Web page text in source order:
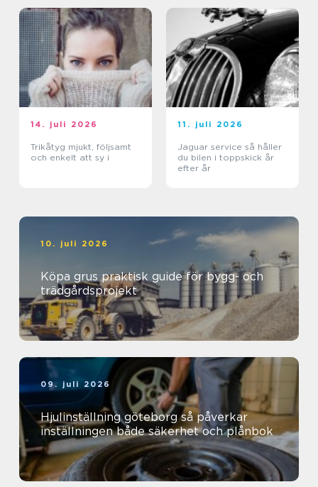
14. juli 2026
Trikåtyg mjukt, följsamt
och enkelt att sy i
11. juli 2026
Jaguar service så håller
du bilen i toppskick år
efter år
10. juli 2026
Köpa grus praktisk guide för bygg- och
trädgårdsprojekt
09. juli 2026
Hjulinställning göteborg så påverkar
inställningen både säkerhet och plånbok